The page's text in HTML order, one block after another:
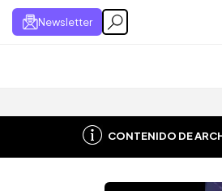
Newsletter
CONTENIDO DE